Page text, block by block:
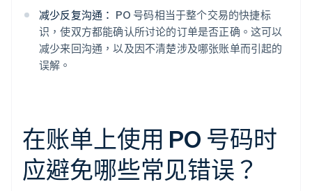
减少反复沟通： PO 号码相当于整个交易的快捷标
识，使双方都能确认所讨论的订单是否正确。这可以
减少来回沟通，以及因不清楚涉及哪张账单而引起的
误解。
在账单上使用 PO 号码时
应避免哪些常见错误？